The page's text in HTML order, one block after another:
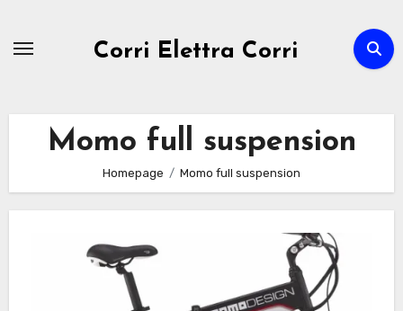
Corri Elettra Corri
Momo full suspension
Homepage Momo full suspension